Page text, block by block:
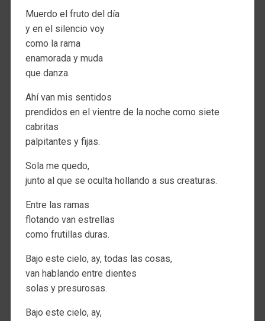
Muerdo el fruto del día
y en el silencio voy
como la rama
enamorada y muda
que danza.
Ahí van mis sentidos
prendidos en el vientre de la noche como siete
cabritas
palpitantes y fijas.
Sola me quedo,
junto al que se oculta hollando a sus creaturas.
Entre las ramas
flotando van estrellas
como frutillas duras.
Bajo este cielo, ay, todas las cosas,
van hablando entre dientes
solas y presurosas.
Bajo este cielo, ay,